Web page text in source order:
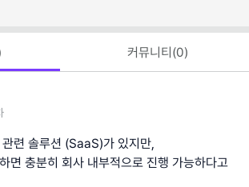
커뮤니티(0)
련 솔루션 (SaaS)가 있지만,
면 충분히 회사 내부적으로 진행 가능하다고